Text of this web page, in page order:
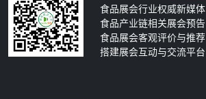
食品展会行业权威新媒体
食品产业链相关展会预告
食品展会客观评价与推荐
搭建展会互动与交流平台